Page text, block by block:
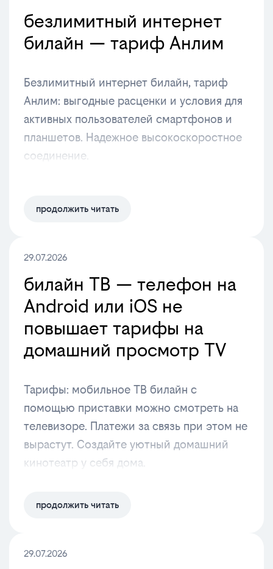
безлимитный интернет
билайн — тариф Анлим
Безлимитный интернет билайн, тариф
Анлим: выгодные расценки и условия для
активных пользователей смартфонов и
планшетов. Надежное высокоскоростное
соединение.
продолжить читать
29.07.2026
билайн ТВ — телефон на
Android или iOS не
повышает тарифы на
домашний просмотр TV
Тарифы: мобильное ТВ билайн с
помощью приставки можно смотреть на
телевизоре. Платежи за связь при этом не
вырастут. Создайте уютный домашний
кинотеатр у себя дома.
продолжить читать
29.07.2026